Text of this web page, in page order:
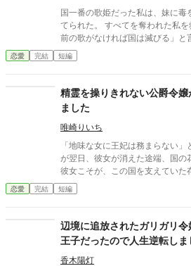
国一番の歌姫だった私は、妹に
てられた。 すべてを奪われた私を救ったのは、隣国の皇帝。 「お
前の歌がなければ国は滅びる」と
く“本物”の力を持っていて―― 一方、私を追放した国は偽物の歌
では加護を失い衰退。 今さら元婚約者が縋ってきても、もう遅
恋愛 完結 短編
精霊を操りきれない公爵令
ました
唯崎りいち
「地味な女に王妃は務まらない
が翌日、彼女が消えた途端、国の花
彼女こそが、この国を支えていた存在だった。
で“氷の将軍”に溺愛されていた。
滅びゆく国をよそに、彼女は初め
恋愛 完結 短編
辺境に追放されたガリガリ
王子だったので人生逆転し
が、助ける義理もありません
香木陽灯